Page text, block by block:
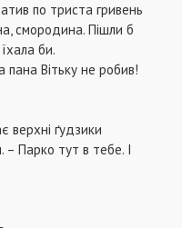
по триста гривень
смородина. Пішли б
би.
Вітьку не робив!
верхні ґудзики
– Парко тут в тебе. І